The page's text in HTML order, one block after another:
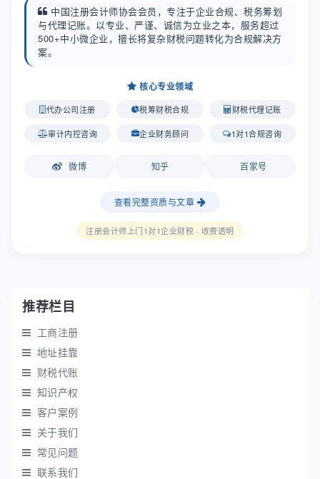
中国注册会计师协会会员，专注于企业合规、税务筹划
与代理记账。以专业、严谨、诚信为立业之本，服务超过
500+中小微企业，擅长将复杂财税问题转化为合规解决方
案。
核心专业领域
代办公司注册 税筹财税合规 财税代理记账
审计内控咨询 企业财务顾问 1对1合规咨询
微博 知乎 百家号
查看完整资质与文章
注册会计师上门1对1企业财税 · 收费透明
推荐栏目
工商注册
地址挂靠
财税代账
知识产权
客户案例
关于我们
常见问题
联系我们